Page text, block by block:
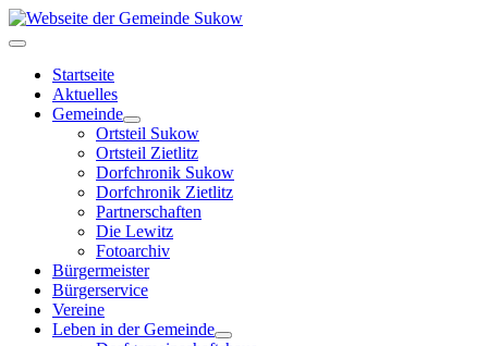
Startseite
Aktuelles
Gemeinde
Ortsteil Sukow
Ortsteil Zietlitz
Dorfchronik Sukow
Dorfchronik Zietlitz
Partnerschaften
Die Lewitz
Fotoarchiv
Bürgermeister
Bürgerservice
Vereine
Leben in der Gemeinde